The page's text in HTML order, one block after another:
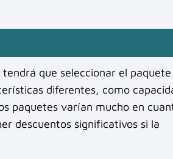
que seleccionar el paquete
diferentes, como
paquetes varían mucho en
descuentos significativos si la